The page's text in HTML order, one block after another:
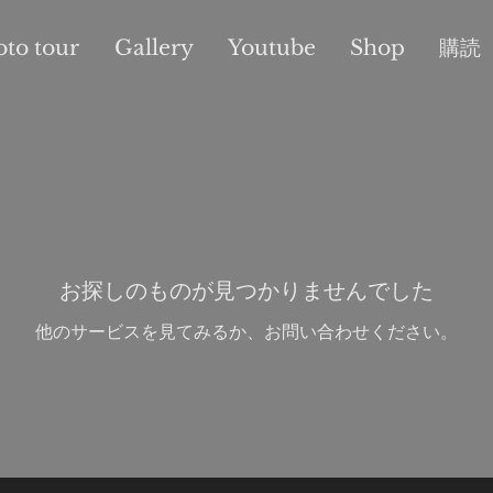
tour Gallery Youtube Shop 購読
お探しのものが見つかりませんでした
他のサービスを見てみるか、お問い合わせください。